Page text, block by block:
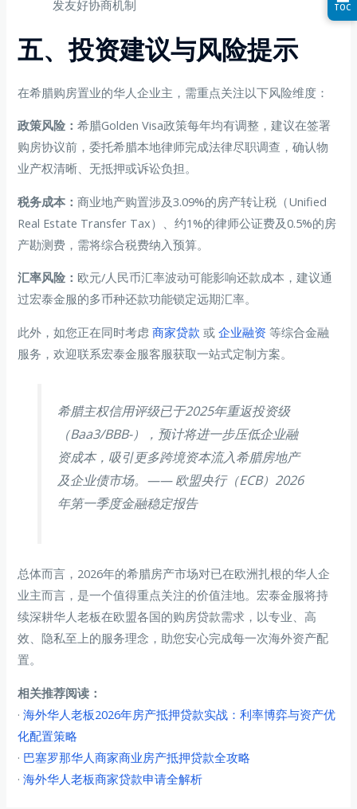
发友好协商机制
五、投资建议与风险提示
在希腊购房置业的华人企业主，需重点关注以下风险维度：
政策风险：希腊Golden Visa政策每年均有调整，建议在签署
购房协议前，委托希腊本地律师完成法律尽职调查，确认物
业产权清晰、无抵押或诉讼负担。
税务成本：商业地产购置涉及3.09%的房产转让税（Unified
Real Estate Transfer Tax）、约1%的律师公证费及0.5%的房
产勘测费，需将综合税费纳入预算。
汇率风险： 欧元/人民币汇率波动可能影响还款成本，建议通
过宏泰金服的多币种还款功能锁定远期汇率。
此外，如您正在同时考虑商家贷款 或企业融资 等综合金融
服务，欢迎联系宏泰金服客服获取一站式定制方案。
希腊主权信用评级已于2025年重返投资级
（Baa3/BBB-），预计将进一步压低企业融
资成本，吸引更多跨境资本流入希腊房地产
及企业债市场。 —— 欧盟央行（ECB）2026
年第一季度金融稳定报告
总体而言，2026年的希腊房产市场对已在欧洲扎根的华人企
业主而言，是一个值得重点关注的价值洼地。宏泰金服将持
续深耕华人老板在欧盟各国的购房贷款需求，以专业、高
效、隐私至上的服务理念，助您安心完成每一次海外资产配
置。
相关推荐阅读：
·海外华人老板2026年房产抵押贷款实战：利率博弈与资产优
化配置策略
· 巴塞罗那华人商家商业房产抵押贷款全攻略
·海外华人老板商家贷款申请全解析
TOC